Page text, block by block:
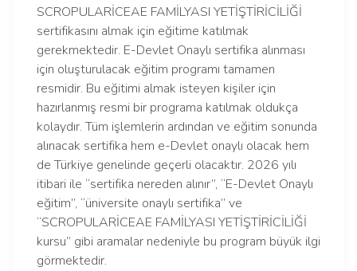
SCROPULARİCEAE FAMİLYASI YETİŞTİRİCİLİĞİ
sertifikasını almak için eğitime katılmak
gerekmektedir. E-Devlet Onaylı sertifika alınması
için oluşturulacak eğitim programı tamamen
resmidir. Bu eğitimi almak isteyen kişiler için
hazırlanmış resmi bir programa katılmak oldukça
kolaydır. Tüm işlemlerin ardından ve eğitim sonunda
alınacak sertifika hem e-Devlet onaylı olacak hem
de Türkiye genelinde geçerli olacaktır. 2026 yılı
itibari ile “sertifika nereden alınır”, “E-Devlet Onaylı
eğitim”, “üniversite onaylı sertifika” ve
“SCROPULARİCEAE FAMİLYASI YETİŞTİRİCİLİĞİ
kursu” gibi aramalar nedeniyle bu program büyük ilgi
görmektedir.